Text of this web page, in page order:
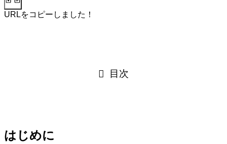
URLをコピーしました！
目次
はじめに